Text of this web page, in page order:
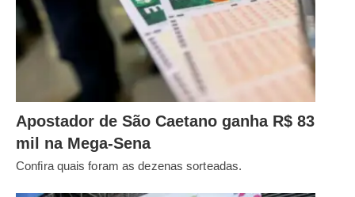
Apostador de São Caetano ganha R$ 83
mil na Mega-Sena
Confira quais foram as dezenas sorteadas.